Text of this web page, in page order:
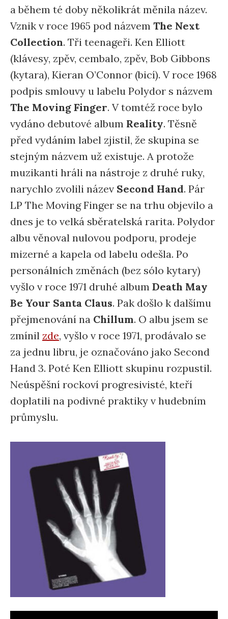
a během té doby několikrát měnila název.
Vznik v roce 1965 pod názvem The Next
Collection. Tři teenageři. Ken Elliott
(klávesy, zpěv, cembalo, zpěv, Bob Gibbons
(kytara), Kieran O’Connor (bicí). V roce 1968
podpis smlouvy u labelu Polydor s názvem
The Moving Finger. V tomtéž roce bylo
vydáno debutové album Reality. Těsně
před vydáním label zjistil, že skupina se
stejným názvem už existuje. A protože
muzikanti hráli na nástroje z druhé ruky,
narychlo zvolili název Second Hand. Pár
LP The Moving Finger se na trhu objevilo a
dnes je to velká sběratelská rarita. Polydor
albu věnoval nulovou podporu, prodeje
mizerné a kapela od labelu odešla. Po
personálních změnách (bez sólo kytary)
vyšlo v roce 1971 druhé album Death May
Be Your Santa Claus. Pak došlo k dalšímu
přejmenování na Chillum. O albu jsem se
zmínil zde, vyšlo v roce 1971, prodávalo se
za jednu libru, je označováno jako Second
Hand 3. Poté Ken Elliott skupinu rozpustil.
Neúspěšní rockoví progresivisté, kteří
doplatili na podivné praktiky v hudebním
průmyslu.